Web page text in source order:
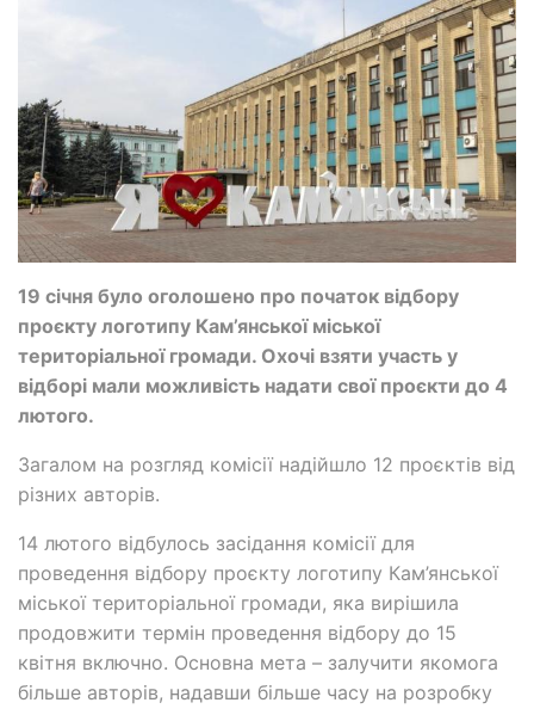
19 січня було оголошено про початок відбору
проєкту логотипу Кам’янської міської
територіальної громади. Охочі взяти участь у
відборі мали можливість надати свої проєкти до 4
лютого.
Загалом на розгляд комісії надійшло 12 проєктів від
різних авторів.
14 лютого відбулось засідання комісії для
проведення відбору проєкту логотипу Кам’янської
міської територіальної громади, яка вирішила
продовжити термін проведення відбору до 15
квітня включно. Основна мета – залучити якомога
більше авторів, надавши більше часу на розробку